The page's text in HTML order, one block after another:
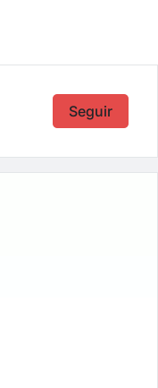
Seguir